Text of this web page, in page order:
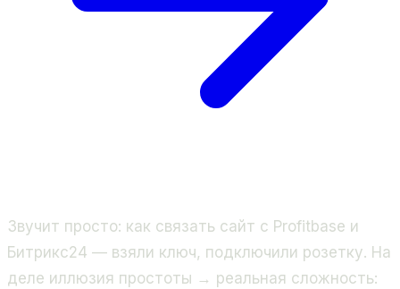
Звучит просто: как связать сайт с Profitbase и
Битрикс24 — взяли ключ, подключили розетку. На
деле иллюзия простоты → реальная сложность: